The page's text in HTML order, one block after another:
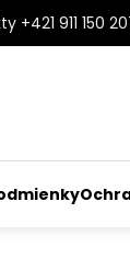
+421 911 150